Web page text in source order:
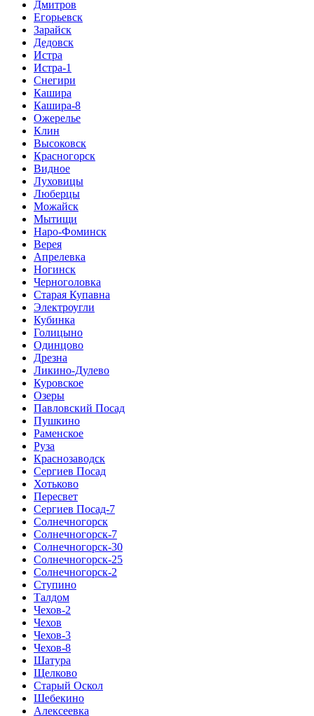
Дмитров
Егорьевск
Зарайск
Дедовск
Истра
Истра-1
Снегири
Кашира
Кашира-8
Ожерелье
Клин
Высоковск
Красногорск
Видное
Луховицы
Люберцы
Можайск
Мытищи
Наро-Фоминск
Верея
Апрелевка
Ногинск
Черноголовка
Старая Купавна
Электроугли
Кубинка
Голицыно
Одинцово
Дрезна
Ликино-Дулево
Куровское
Озеры
Павловский Посад
Пушкино
Раменское
Руза
Краснозаводск
Сергиев Посад
Хотьково
Пересвет
Сергиев Посад-7
Солнечногорск
Солнечногорск-7
Солнечногорск-30
Солнечногорск-25
Солнечногорск-2
Ступино
Талдом
Чехов-2
Чехов
Чехов-3
Чехов-8
Шатура
Щелково
Старый Оскол
Шебекино
Алексеевка